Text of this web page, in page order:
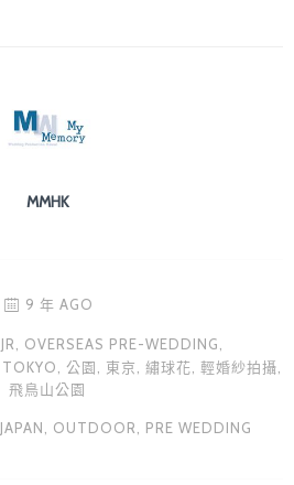
MMHK
9 年 AGO
JR,
OVERSEAS PRE-WEDDING,
TOKYO, 公園, 東京, 繡球花,
輕婚紗拍攝,
飛鳥山公園
JAPAN, OUTDOOR, PRE WEDDING